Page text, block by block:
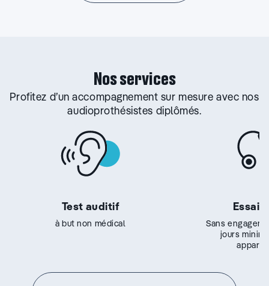
Nos services
Profitez d’un accompagnement sur mesure avec nos
audioprothésistes diplômés.
Test auditif
à but non médical
Essai
Sans
jours